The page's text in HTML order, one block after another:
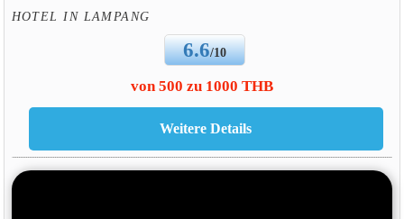
HOTEL IN LAMPANG
6.6/10
von 500 zu 1000 THB